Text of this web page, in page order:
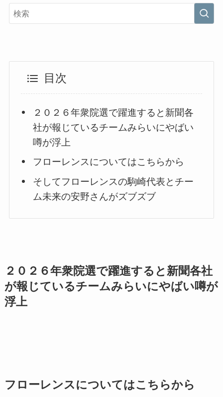
目次
２０２６年衆院選で躍進すると新聞各
社が報じているチームみらいにやばい
噂が浮上
フローレンスについてはこちらから
そしてフローレンスの駒崎代表とチー
ム未来の安野さんがズブズブ
２０２６年衆院選で躍進すると新聞各社
が報じているチームみらいにやばい噂が
浮上
フローレンスについてはこちらから